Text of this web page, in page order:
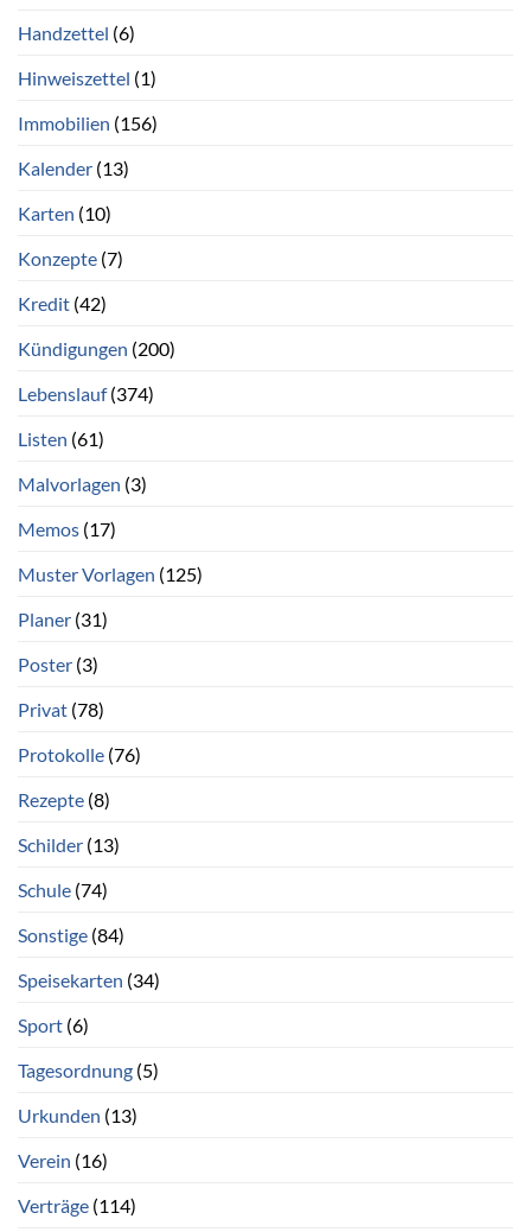
Handzettel (6)
Hinweiszettel (1)
Immobilien (156)
Kalender (13)
Karten (10)
Konzepte (7)
Kredit (42)
Kündigungen (200)
Lebenslauf(374)
Listen (61)
Malvorlagen (3)
Memos (17)
Muster Vorlagen (125)
Planer (31)
Poster (3)
Privat (78)
Protokolle (76)
Rezepte (8)
Schilder (13)
Schule (74)
Sonstige (84)
Speisekarten (34)
Sport (6)
Tagesordnung (5)
Urkunden (13)
Verein (16)
Verträge (114)